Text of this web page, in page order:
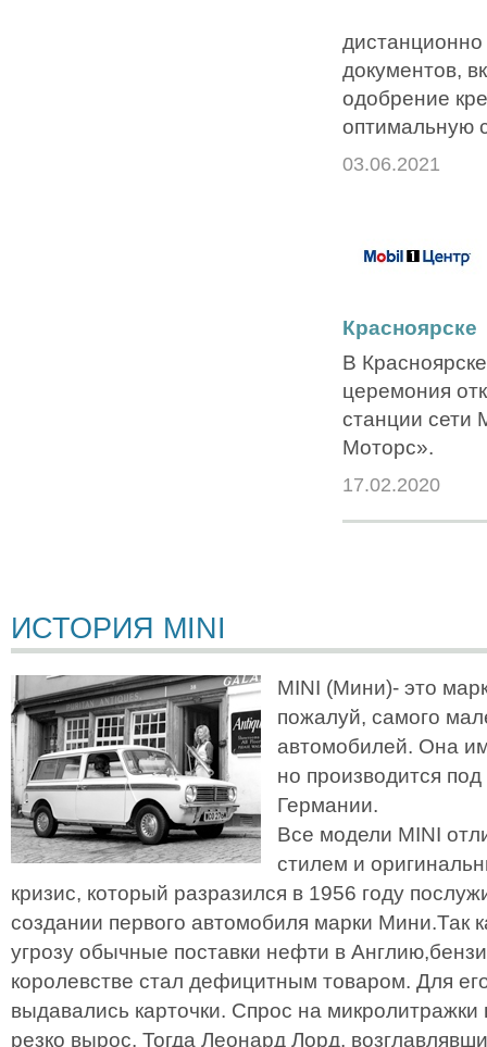
документов,
одобрение
оптимальную
03.06.2021
Красноярске
В
церемония
станции сети
Моторс».
17.02.2020
ИСТОРИЯ MINI
MINI (Мини)- это
пожалуй, самого
автомобилей. Она
но производится
Германии.
Все модели MINI
стилем и
кризис, который разразился в 1956 году
создании первого автомобиля марки Мини.Так
угрозу обычные поставки нефти в
королевстве стал дефицитным товаром. Для
выдавались карточки. Спрос на микролитражки
резко вырос. Тогда Леонард Лорд,